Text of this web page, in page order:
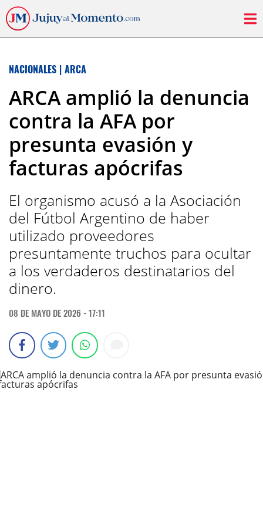
NACIONALES | ARCA
ARCA amplió la denuncia
contra la AFA por
presunta evasión y
facturas apócrifas
El organismo acusó a la Asociación
del Fútbol Argentino de haber
utilizado proveedores
presuntamente truchos para ocultar
a los verdaderos destinatarios del
dinero.
08 DE MAYO DE 2026 - 17:11